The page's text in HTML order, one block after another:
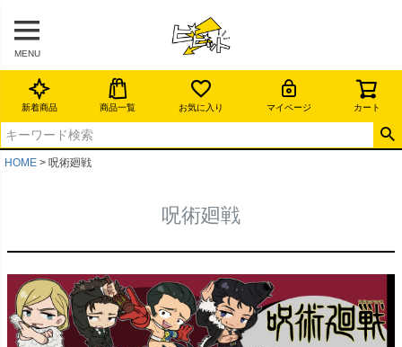
MENU
新着商品 商品一覧 お気に入り マイページ カート
HOME 呪術廻戦
呪術廻戦